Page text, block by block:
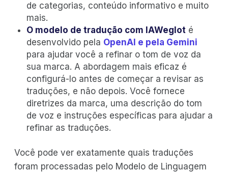
de categorias, conteúdo informativo e muito
mais.
O modelo de tradução com IAWeglot é
desenvolvido pela OpenAI e pela Gemini
para ajudar você a refinar o tom de voz da
sua marca. A abordagem mais eficaz é
configurá-lo antes de começar a revisar as
traduções, e não depois. Você fornece
diretrizes da marca, uma descrição do tom
de voz e instruções específicas para ajudar a
refinar as traduções.
Você pode ver exatamente quais traduções
foram processadas pelo Modelo de Linguagem